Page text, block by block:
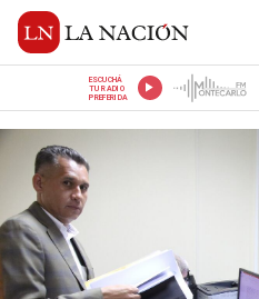
ESCUCHÁ
TU RADIO
PREFERIDA